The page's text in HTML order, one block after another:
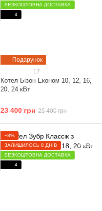
Подарунок
БЕЗКОШТОВНА ДОСТАВКА
4
17
Котел Бізон Економ 10, 12, 16,
20, 24 кВт
23 400 грн 25 400 грн
−8%
ЗАЛИШИЛОСЬ 8 ДНІВ
БЕЗКОШТОВНА ДОСТАВКА
4